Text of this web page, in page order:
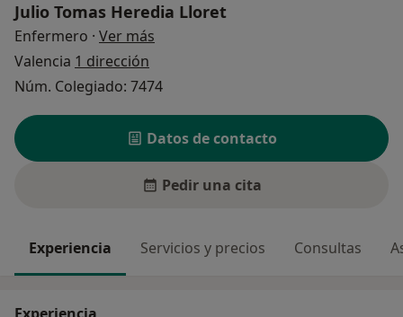
Julio Tomas Heredia Lloret
Enfermero · Ver más
Valencia 1 dirección
Núm. Colegiado: 7474
Datos de contacto
Pedir una cita
Experiencia Servicios y precios Consultas